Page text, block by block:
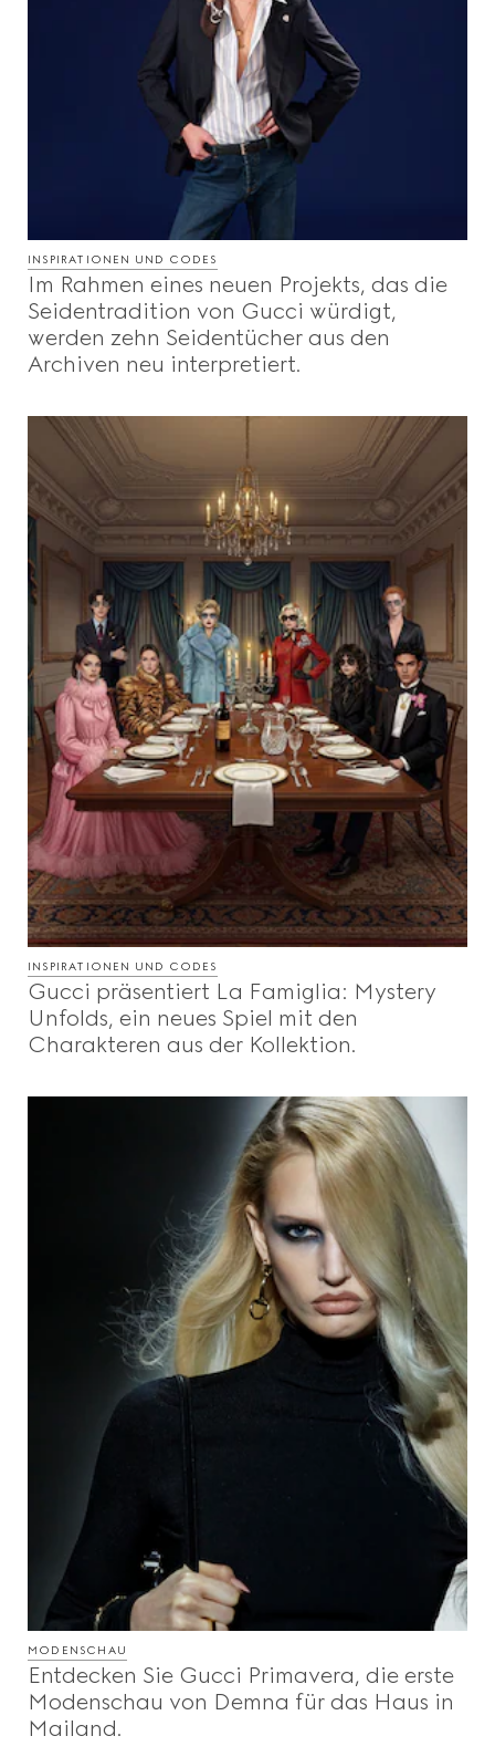
INSPIRATIONEN UND CODES
Im Rahmen eines neuen Projekts, das die
Seidentradition von Gucci würdigt,
werden zehn Seidentücher aus den
Archiven neu interpretiert.
INSPIRATIONEN UND CODES
Gucci präsentiert La Famiglia: Mystery
Unfolds, ein neues Spiel mit den
Charakteren aus der Kollektion.
MODENSCHAU
Entdecken Sie Gucci Primavera, die erste
Modenschau von Demna für das Haus in
Mailand.